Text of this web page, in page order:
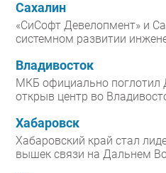
Сахалин
«СиСофт Девелопмент» и
системном развитии
Владивосток
МКБ официально поглотил
открыв центр во
Хабаровск
Хабаровский край стал
вышек связи на Дальнем